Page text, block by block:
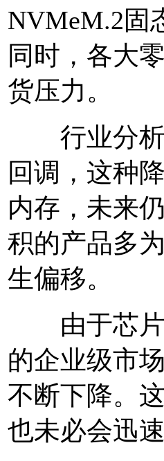
NVMeM.2固
同时，各大
货压力。
行业分析
回调，这种
内存，未来
积的产品多
生偏移。
由于芯片
的企业级市
不断下降。
也未必会迅